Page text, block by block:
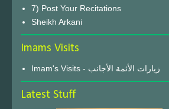
7) Post Your Recitations
Sheikh Arkani
Imams Visits
Imam's Visits - زيارات الأئمة الأجانب
Latest Stuff